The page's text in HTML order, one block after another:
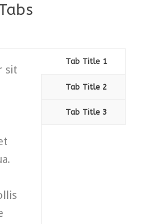
Tab Title 1
Tab Title 2
Tab Title 3
sit